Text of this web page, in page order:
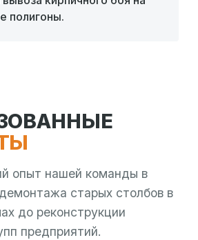
полигоны.
опыт нашей команды в
старых столбов в
до реконструкции
предприятий.